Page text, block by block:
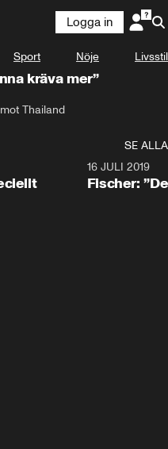
Logga in
Sport Nöje Livsstil
kräva mer”
Thailand
SE ALLA
16 JULI 2019
Fischer: